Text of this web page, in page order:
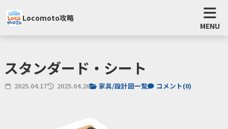
Locomoto攻略
MENU
スタンダード・シート
2025.04.17 2025.04.26 家具/設計図一覧 コメント(0)